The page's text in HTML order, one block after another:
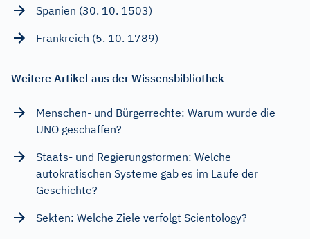
Spanien (30. 10. 1503)
Frankreich (5. 10. 1789)
Weitere Artikel aus der Wissensbibliothek
Menschen- und Bürgerrechte: Warum wurde die
UNO geschaffen?
Staats- und Regierungsformen: Welche
autokratischen Systeme gab es im Laufe der
Geschichte?
Sekten: Welche Ziele verfolgt Scientology?